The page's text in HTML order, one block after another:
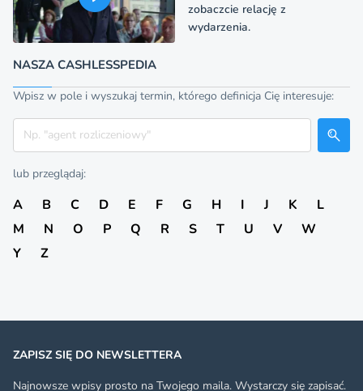
zobaczcie relację z
wydarzenia.
NASZA CASHLESSPEDIA
Wpisz w pole i wyszukaj termin, którego definicja Cię interesuje:
Szukaj
lub przeglądaj:
A B C D E F G H I J K
L
M
N O P Q R S T U V
W
Y
Z
ZAPISZ SIĘ DO NEWSLETTERA
Najnowsze wpisy prosto na Twojego maila. Wystarczy się zapisać.